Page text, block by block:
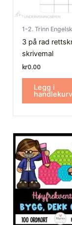
1-2. Trinn Engelsk
3 på rad
skrivemal
kr0.00
Legg i
handlekurv